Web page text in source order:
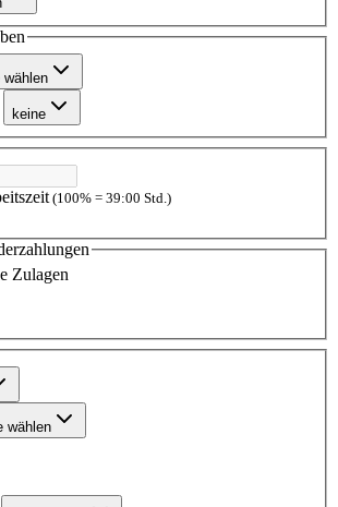
wählen
keine
(100% = 39:00 Std.)
Zulagen
wählen